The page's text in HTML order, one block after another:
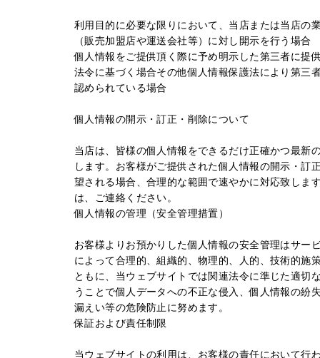
利用目的に必要な限りにおいて、当店または当店の
（販売加盟店や運送会社等）に対し開示を行う場合
個人情報をご提供頂く際に予め明示した第三者に提
法令に基づく場合その他個人情報保護法により第三
認められている場合
個人情報の開示・訂正・削除について
当店は、皆様の個人情報をできるだけ正確かつ最新
します。お客様がご提供された個人情報の開示・訂
望される場合、合理的な範囲で速やかに対応致しま
は、ご連絡ください。
個人情報の管理（安全管理措置）
お客様よりお預かりした個人情報の安全管理はサー
によって合理的、組織的、物理的、人的、技術的施
ともに、当ウェブサイトでは関連法令に準じた適切
うことで個人データへの不正な侵入、個人情報の紛
漏えい等の危険防止に努めます。
保証および責任制限
当ウェブサイトの利用は、お客様の責任において行